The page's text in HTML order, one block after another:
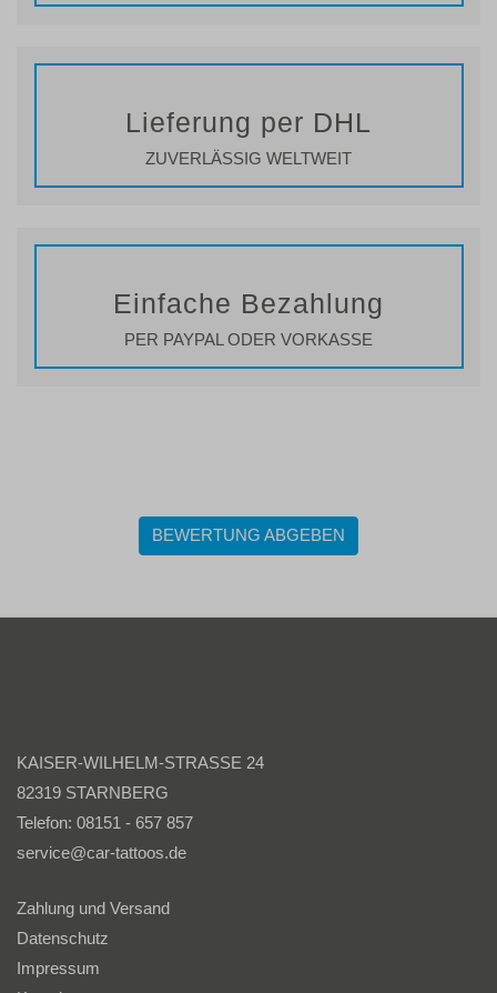
Lieferung per DHL
ZUVERLÄSSIG WELTWEIT
Einfache Bezahlung
PER PAYPAL ODER VORKASSE
BEWERTUNG ABGEBEN
KAISER-WILHELM-STRASSE 24
82319 STARNBERG
Telefon: 08151 - 657 857
service@car-tattoos.de
Zahlung und Versand
Datenschutz
Impressum